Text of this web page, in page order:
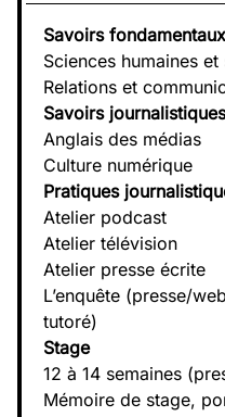
Savoirs fondamentaux
Sciences humaines
Relations et
Savoirs journalistiques
Anglais des médias
Culture numérique
Pratiques
Atelier podcast
Atelier télévision
Atelier presse écrite
L’enquête (presse/
tutoré)
Stage
12 à 14 semaines
Mémoire de stage,